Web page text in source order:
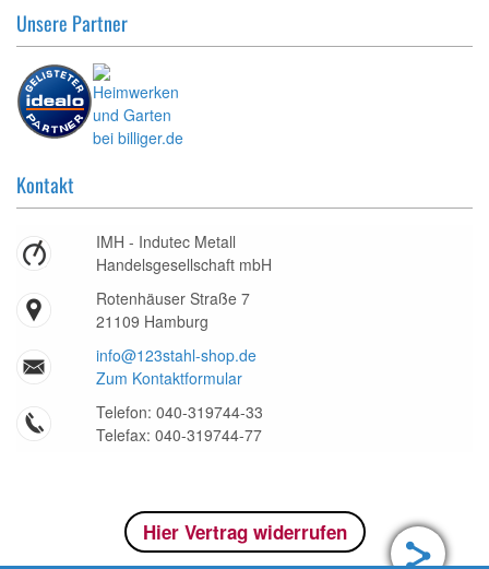
Unsere Partner
Kontakt
IMH - Indutec Metall
Handelsgesellschaft mbH
Rotenhäuser Straße 7
21109 Hamburg
info@123stahl-shop.de
Zum Kontaktformular
Telefon: 040-319744-33
Telefax: 040-319744-77
Hier Vertrag widerrufen